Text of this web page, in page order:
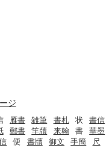
ジ
雁書 雑筆 書札 状
書信
郵書 竿牘 来翰 書
華墨
便 書牘 御文 手簡
尺